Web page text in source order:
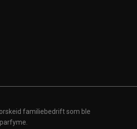
familiebedrift som ble